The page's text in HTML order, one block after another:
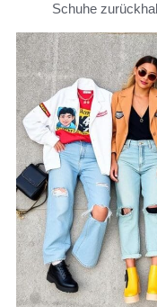
Schuhe